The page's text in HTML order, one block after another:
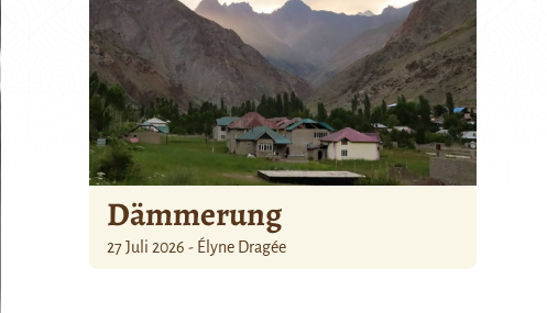
Dämmerung
27 Juli 2026 - Élyne Dragée